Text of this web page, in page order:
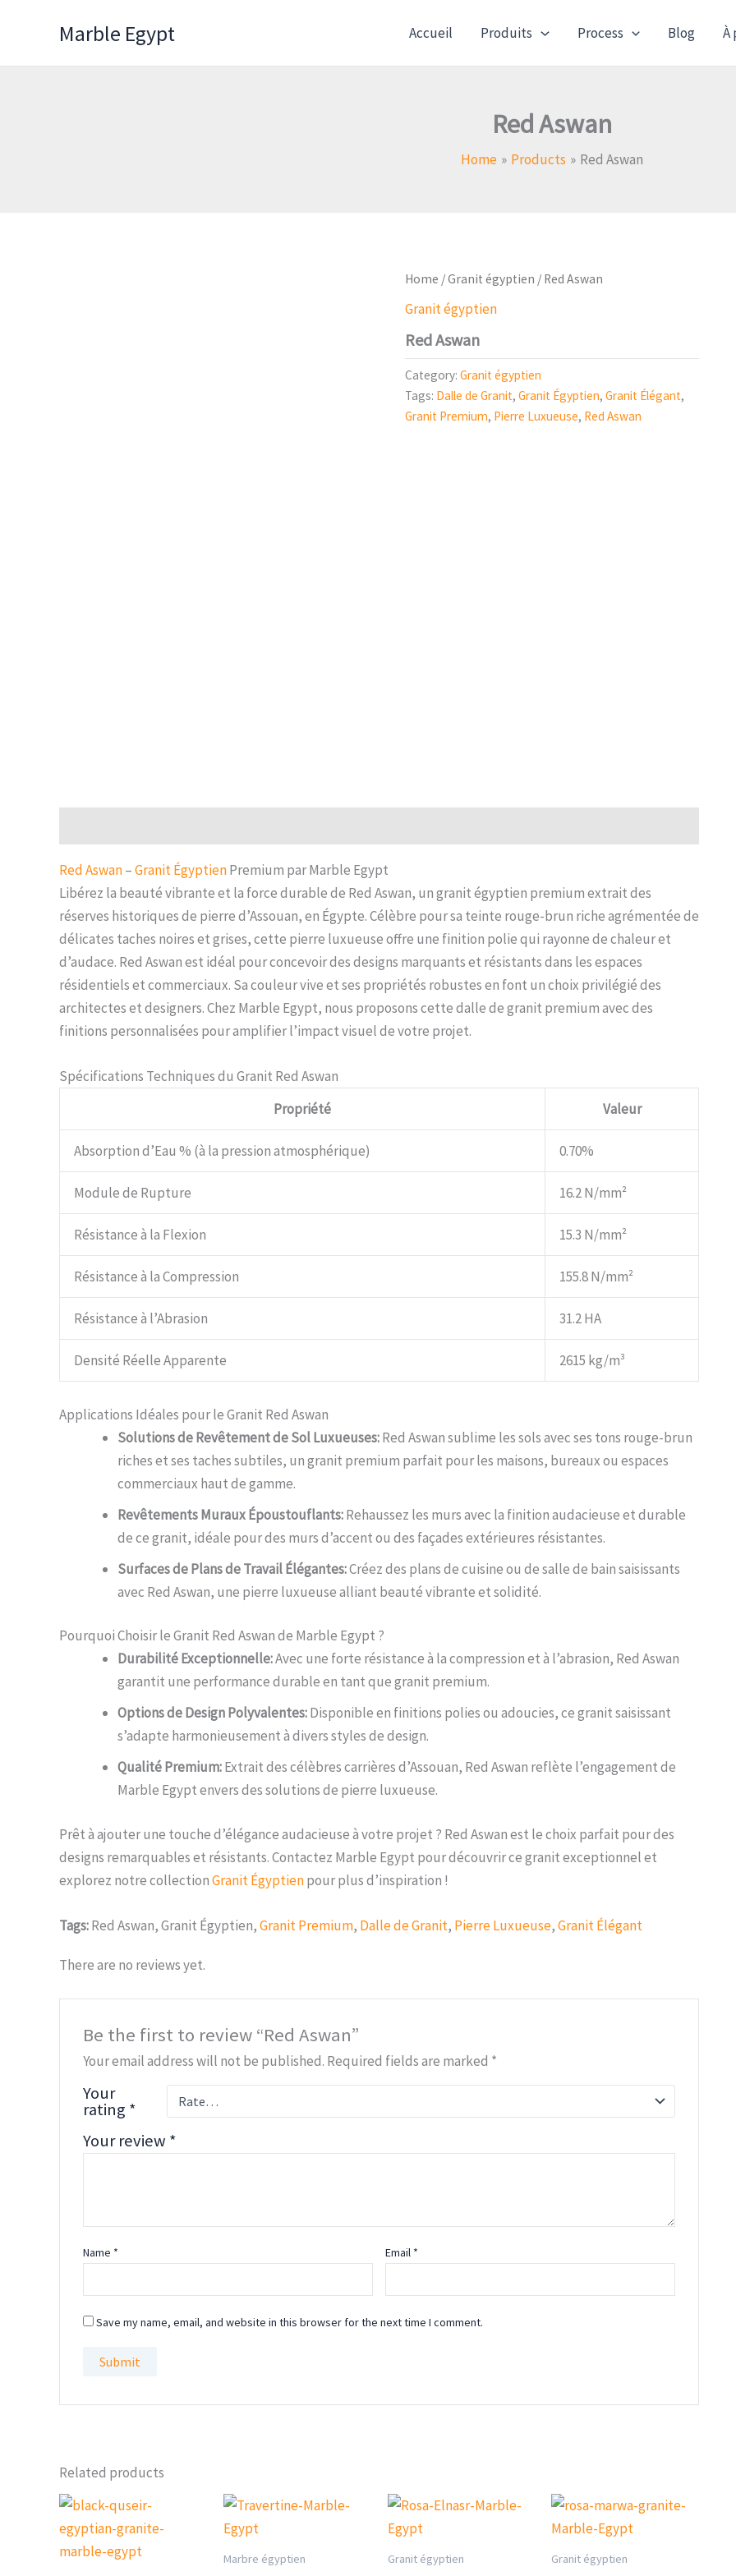
Marble Egypt Accueil Produits Process Blog À
Red Aswan
Home Products Red Aswan
Home /Granit égyptien / Red Aswan
Granit égyptien
Red Aswan
Category: Granit égyptien
Tags: Dalle de Granit, Granit Égyptien, Granit Élégant,
Granit Premium, Pierre Luxueuse, Red Aswan
Red Aswan–Granit ÉgyptienPremium par Marble Egypt
Libérez la beauté vibrante et la force durable de Red Aswan, un granit égyptien premium extrait des
réserves historiques de pierre d’Assouan, en Égypte. Célèbre pour sa teinte rouge-brun riche agrémentée de
délicates taches noires et grises, cette pierre luxueuse offre une finition polie qui rayonne de chaleur et
d’audace. Red Aswan est idéal pour concevoir des designs marquants et résistants dans les espaces
résidentiels et commerciaux. Sa couleur vive et ses propriétés robustes en font un choix privilégié des
architectes et designers. Chez Marble Egypt, nous proposons cette dalle de granit premium avec des
finitions personnalisées pour amplifier l’impact visuel de votre projet.
Spécifications Techniques du Granit Red Aswan
Propriété
Valeur
Absorption d’Eau % (à la pression atmosphérique) 0.70%
Module de Rupture 16.2 N/mm²
Résistance à la Flexion 15.3 N/mm²
Résistance à la Compression 155.8 N/mm²
Résistance à l’Abrasion 31.2 HA
Densité Réelle Apparente 2615 kg/m³
Applications Idéales pour le Granit Red Aswan
Solutions de Revêtement de Sol Luxueuses:Red Aswan sublime les sols avec ses tons rouge-brun
riches et ses taches subtiles, un granit premium parfait pour les maisons, bureaux ou espaces
commerciaux haut de gamme.
Revêtements Muraux Époustouflants:Rehaussez les murs avec la finition audacieuse et durable
de ce granit, idéale pour des murs d’accent ou des façades extérieures résistantes.
Surfaces de Plans de Travail Élégantes:Créez des plans de cuisine ou de salle de bain saisissants
avec Red Aswan, une pierre luxueuse alliant beauté vibrante et solidité.
Pourquoi Choisir le Granit Red Aswan de Marble Egypt ?
Durabilité Exceptionnelle:Avec une forte résistance à la compression et à l’abrasion, Red Aswan
garantit une performance durable en tant que granit premium.
Options de Design Polyvalentes:Disponible en finitions polies ou adoucies, ce granit saisissant
s’adapte harmonieusement à divers styles de design.
Qualité Premium:Extrait des célèbres carrières d’Assouan, Red Aswan reflète l’engagement de
Marble Egypt envers des solutions de pierre luxueuse.
Prêt à ajouter une touche d’élégance audacieuse à votre projet ? Red Aswan est le choix parfait pour des
designs remarquables et résistants. Contactez Marble Egypt pour découvrir ce granit exceptionnel et
explorez notre collectionGranit Égyptienpour plus d’inspiration !
Tags:Red Aswan, Granit Égyptien,Granit Premium, Dalle de Granit, Pierre Luxueuse,Granit Élégant
There are no reviews yet.
Be the first to review “Red Aswan”
Your email address will not be published. Required fields are marked *
Your
rating *
Your review *
Name * Email *
Save my name, email, and website in this browser for the next time I comment.
Related products
Marbre égyptien Granit égyptien Granit égyptien